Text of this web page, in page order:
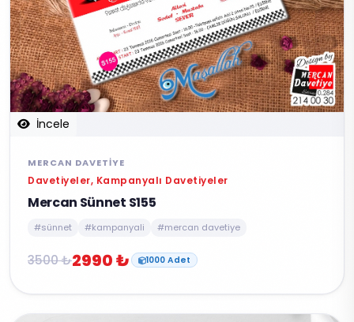
İncele
MERCAN DAVETIYE
Davetiyeler, Kampanyalı Davetiyeler
Mercan Sünnet S155
#sünnet #kampanyali #mercan davetiye
3500 ₺2990 ₺ 1000 Adet